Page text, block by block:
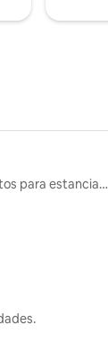
Alojamientos para estancias largas